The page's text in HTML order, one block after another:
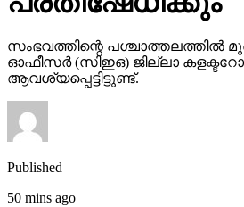
സംഭവത്തിന്റെ പശ്ചാത്തലത്തില്‍
ഓഫീസര്‍ (സിഇഒ) ജില്ലാ കളക്ടറോട്
ആവശ്യപ്പെട്ടിട്ടുണ്ട്.
Published
50 mins ago